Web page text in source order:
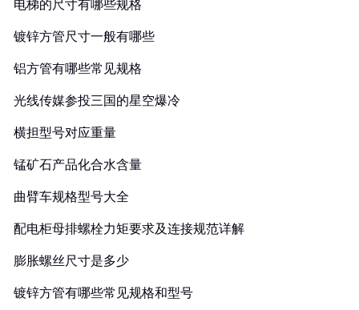
电梯的尺寸有哪些规格
镀锌方管尺寸一般有哪些
铝方管有哪些常见规格
光线传媒参投三国的星空爆冷
横担型号对应重量
锰矿石产品化合水含量
曲臂车规格型号大全
配电柜母排螺栓力矩要求及连接规范详解
膨胀螺丝尺寸是多少
镀锌方管有哪些常见规格和型号